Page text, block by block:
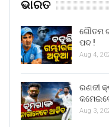
ଭାରତ
ଗୌତମ
ପଦ !
Aug 4,
ରଣଜୀ
Aug 3,